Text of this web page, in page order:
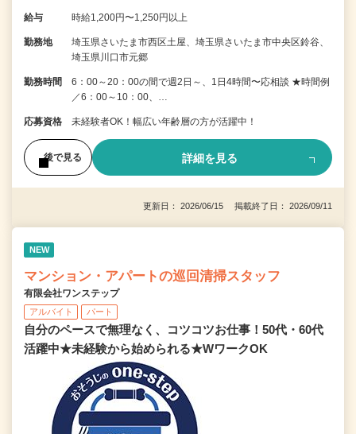
給与 時給1,200円〜1,250円以上
勤務地
埼玉県さいたま市西区土屋、埼玉県さいたま市中央区鈴谷、
埼玉県川口市元郷
勤務時間
6：00～20：00の間で週2日～、1日4時間〜応相談 ★時間例
／6：00～10：00、…
応募資格 未経験者OK！幅広い年齢層の方が活躍中！
後で見る 詳細を見る
更新日： 2026/06/15 掲載終了日： 2026/09/11
NEW
マンション・アパートの巡回清掃スタッフ
有限会社ワンステップ
アルバイト パート
自分のペースで無理なく、コツコツお仕事！50代・60代
活躍中★未経験から始められる★WワークOK